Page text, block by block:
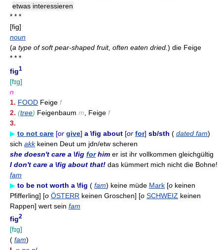
etwas interessieren
* * *
[fiɡ]
noun
(a type of soft pear-shaped fruit, often eaten dried. ) die Feige
* * *
fig1
[fɪg]
n
1. FOOD Feige f
2. (tree) Feigenbaum m , Feige f
3.
▶ to not care [or give] a \fig about [or for] sb/sth ( dated fam)
sich akkkeinen Deut um jdn/etw scheren
she doesn't care a \fig forhim er ist ihr vollkommen gleichgültig
I don't care a \fig about that! das kümmert mich nicht die Bohne!
fam
▶ to be not worth a \fig ( fam) keine müde Mark [o keinen
Pfifferling] [o ÖSTERR keinen Groschen] [o SCHWEIZ keinen
Rappen] wert sein fam
fig2
[fɪg]
( fam)